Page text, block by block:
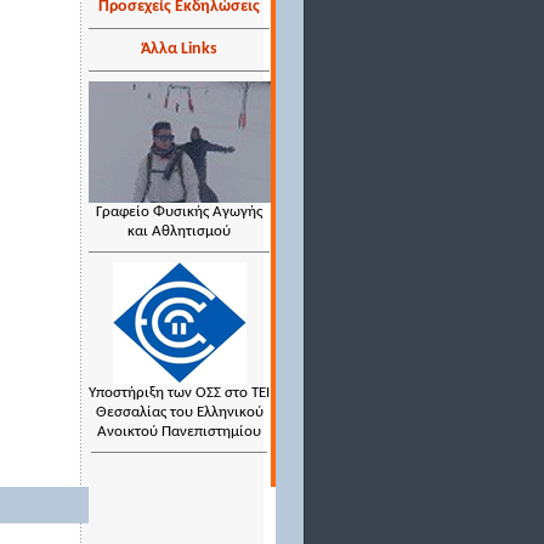
Προσεχείς Εκδηλώσεις
Άλλα Links
Γραφείο Φυσικής Αγωγής
και Αθλητισμού
Υποστήριξη των ΟΣΣ στο ΤΕΙ
Θεσσαλίας του Ελληνικού
Ανοικτού Πανεπιστημίου